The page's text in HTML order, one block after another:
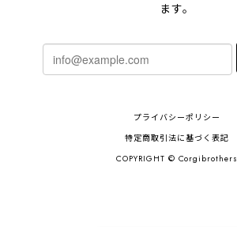
ます。
プライバシーポリシー
特定商取引法に基づく表記
COPYRIGHT © Corgibrothers